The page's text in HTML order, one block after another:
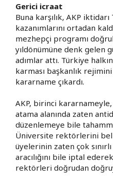
Gerici icraat
Buna karşılık, AKP
kazanımlarını ortadan
mezhepçi programı
yıldönümüne denk gelen
adımlar attı. Türkiye
karması başkanlık
kararname çıkardı.
AKP, birinci
atama alanında zaten
düzenlemeye bile
Üniversite rektörlerini
üyelerinin zaten çok sınırlı
aracılığını bile iptal
rektörleri doğrudan